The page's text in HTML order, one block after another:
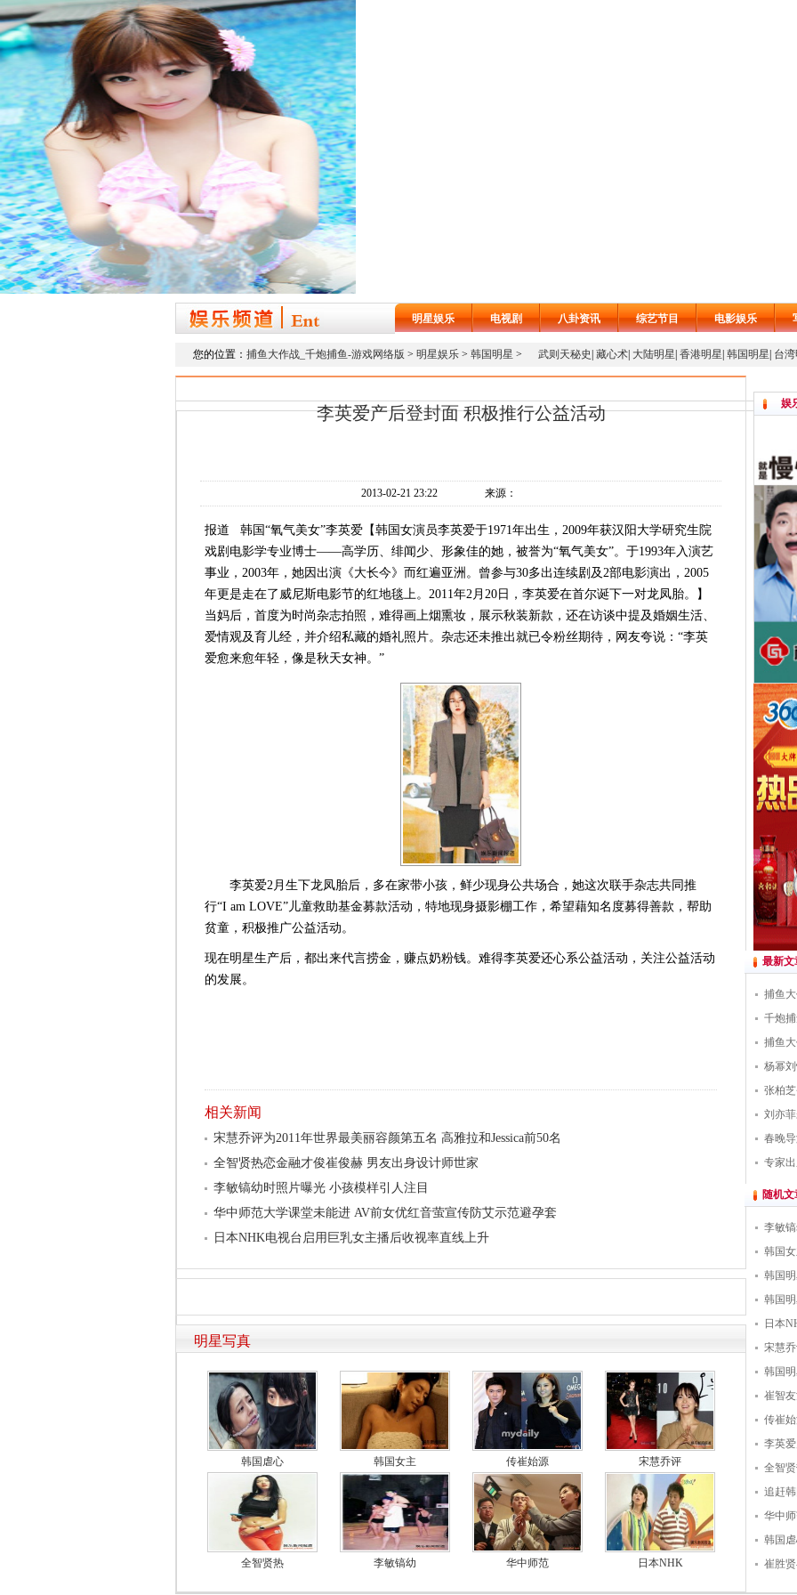
明星娱乐 电视剧 八卦资讯 综艺节目 电影娱乐
您的位置： 捕鱼大作战_千炮捕鱼-游戏网络版 > 明星娱乐 > 韩国明星 > 武则天秘史 藏心术 大陆明星 香港明星 韩国明星 台
李英爱产后登封面 积极推行公益活动
2013-02-21 23:22 来源：
报道 韩国“氧气美女”李英爱【韩国女演员李英爱于1971年出生，2009年获汉阳大学研究生院
戏剧电影学专业博士——高学历、绯闻少、形象佳的她，被誉为“氧气美女”。于1993年入演艺
事业，2003年，她因出演《大长今》而红遍亚洲。曾参与30多出连续剧及2部电影演出，2005
年更是走在了威尼斯电影节的红地毯上。2011年2月20日，李英爱在首尔诞下一对龙凤胎。】
当妈后，首度为时尚杂志拍照，难得画上烟熏妆，展示秋装新款，还在访谈中提及婚姻生活、
爱情观及育儿经，并介绍私藏的婚礼照片。杂志还未推出就已令粉丝期待，网友夸说：“李英
爱愈来愈年轻，像是秋天女神。”
李英爱2月生下龙凤胎后，多在家带小孩，鲜少现身公共场合，她这次联手杂志共同推
行“I am LOVE”儿童救助基金募款活动，特地现身摄影棚工作，希望藉知名度募得善款，帮助
贫童，积极推广公益活动。
现在明星生产后，都出来代言捞金，赚点奶粉钱。难得李英爱还心系公益活动，关注公益活动
的发展。
相关新闻
宋慧乔评为2011年世界最美丽容颜第五名 高雅拉和Jessica前50名
全智贤热恋金融才俊崔俊赫 男友出身设计师世家
李敏镐幼时照片曝光 小孩模样引人注目
华中师范大学课堂未能进 AV前女优红音萤宣传防艾示范避孕套
日本NHK电视台启用巨乳女主播后收视率直线上升
明星写真
韩国虐心 韩国女主 传崔始源 宋慧乔评
全智贤热 李敏镐幼 华中师范 日本NHK
娱
最新文
捕鱼
千炮
捕鱼
杨幂
张柏
刘亦
春晚
专家
随机文
李敏
韩国
韩国
韩国
日本
宋慧
韩国
崔智
传崔
李英
全智
追赶
华中
韩国
崔胜